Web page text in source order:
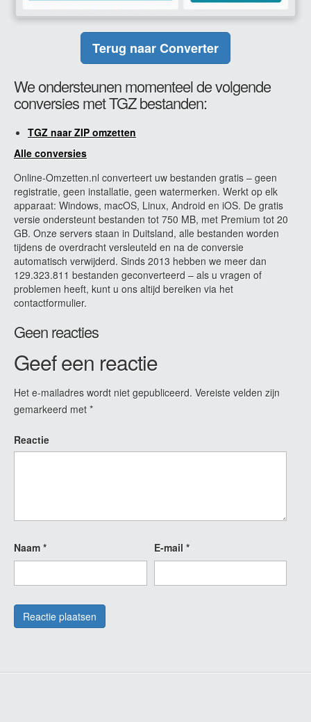
Terug naar Converter
We ondersteunen momenteel de volgende
conversies met TGZ bestanden:
TGZ naar ZIP omzetten
Alle conversies
Online-Omzetten.nl converteert uw bestanden gratis – geen
registratie, geen installatie, geen watermerken. Werkt op elk
apparaat: Windows, macOS, Linux, Android en iOS. De gratis
versie ondersteunt bestanden tot 750 MB, met Premium tot 20
GB. Onze servers staan in Duitsland, alle bestanden worden
tijdens de overdracht versleuteld en na de conversie
automatisch verwijderd. Sinds 2013 hebben we meer dan
129.323.811 bestanden geconverteerd – als u vragen of
problemen heeft, kunt u ons altijd bereiken via het
contactformulier.
Geen reacties
Geef een reactie
Het e-mailadres wordt niet gepubliceerd. Vereiste velden zijn
gemarkeerd met *
Reactie
Naam * E-mail *